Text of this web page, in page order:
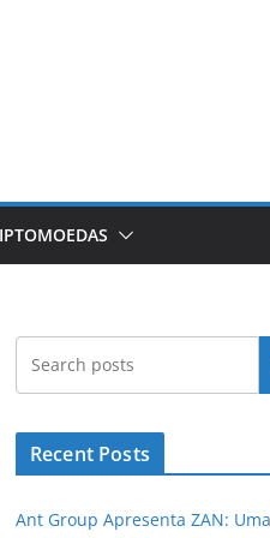
Recent Posts
Ant Group Apresenta ZAN: